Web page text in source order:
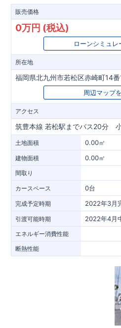
販売価格
0万円 (税込)
ローンシミュレ
所在地
福岡県北九州市若松区赤崎町14番
周辺マップ
アクセス
筑豊本線 若松駅までバス20分
土地面積 0.00㎡
建物面積 0.00㎡
間取り
カースペース 0台
完成予定時期 2022年3月
引渡可能時期 2022年4月
エネルギー消費性能
断熱性能